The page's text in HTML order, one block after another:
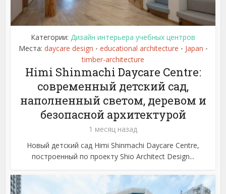
Категории: Дизайн интерьера учебных центров
Места: daycare design • educational architecture • Japan •
timber-architecture
Himi Shinmachi Daycare Centre:
современный детский сад,
наполненный светом, деревом и
безопасной архитектурой
1 месяц назад
Новый детский сад Himi Shinmachi Daycare Centre,
построенный по проекту Shio Architect Design...